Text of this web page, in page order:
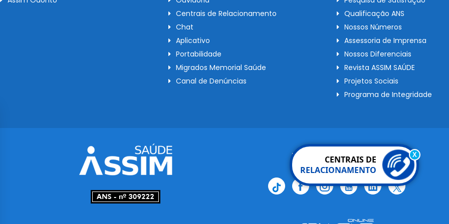
Centrais de Relacionamento
Chat
Aplicativo
Portabilidade
Migrados Memorial Saúde
Canal de Denúncias
Qualificação ANS
Nossos Números
Assessoria de Imprensa
Nossos Diferenciais
Revista ASSIM SAÚDE
Projetos Sociais
Programa de Integridade
Redes Sociais
CENTRAIS DE
RELACIONAMENTO
X